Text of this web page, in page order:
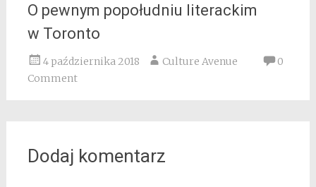
O pewnym popołudniu literackim
w Toronto
4 października 2018 Culture Avenue
0
Comment
Dodaj komentarz